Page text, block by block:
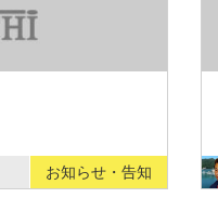
お知らせ・告知